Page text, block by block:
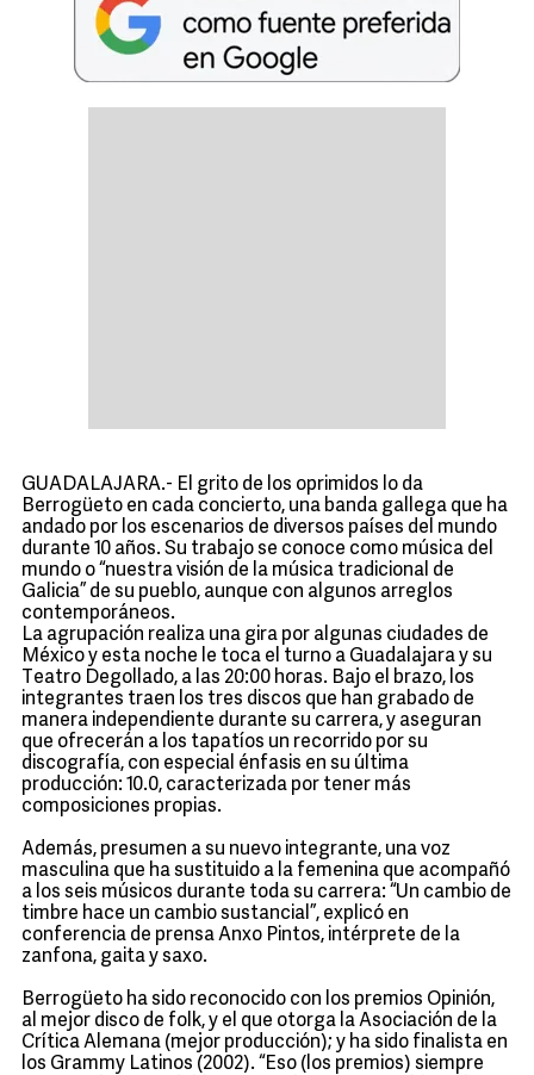
GUADALAJARA.- El grito de los oprimidos lo da
Berrogüeto en cada concierto, una banda gallega que ha
andado por los escenarios de diversos países del mundo
durante 10 años. Su trabajo se conoce como música del
mundo o “nuestra visión de la música tradicional de
Galicia” de su pueblo, aunque con algunos arreglos
contemporáneos.
La agrupación realiza una gira por algunas ciudades de
México y esta noche le toca el turno a Guadalajara y su
Teatro Degollado, a las 20:00 horas. Bajo el brazo, los
integrantes traen los tres discos que han grabado de
manera independiente durante su carrera, y aseguran
que ofrecerán a los tapatíos un recorrido por su
discografía, con especial énfasis en su última
producción: 10.0, caracterizada por tener más
composiciones propias.
Además, presumen a su nuevo integrante, una voz
masculina que ha sustituido a la femenina que acompañó
a los seis músicos durante toda su carrera: “Un cambio de
timbre hace un cambio sustancial”, explicó en
conferencia de prensa Anxo Pintos, intérprete de la
zanfona, gaita y saxo.
Berrogüeto ha sido reconocido con los premios Opinión,
al mejor disco de folk, y el que otorga la Asociación de la
Crítica Alemana (mejor producción); y ha sido finalista en
los Grammy Latinos (2002). “Eso (los premios) siempre